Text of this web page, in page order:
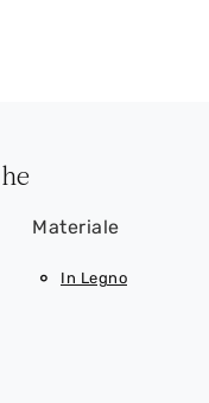
Materiale
In Legno